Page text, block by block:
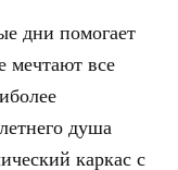
дни помогает
мечтают все
душа
каркас с